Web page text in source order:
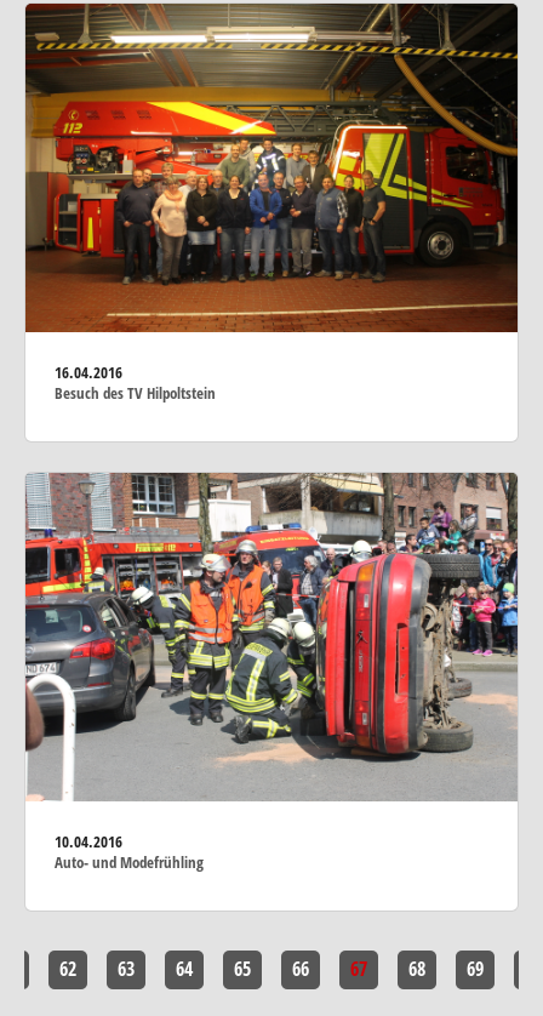
16.04.2016
Besuch des TV Hilpoltstein
10.04.2016
Auto- und Modefrühling
62 63 64 65 66 67 68 69